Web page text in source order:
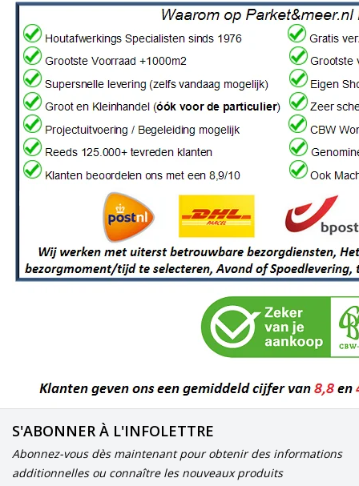
S'ABONNER À L'INFOLETTRE
Abonnez-vous dès maintenant pour obtenir des informations
additionnelles ou connaître les nouveaux produits